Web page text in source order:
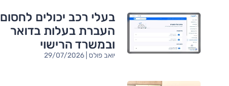
בעלי רכב יכולים לחסום
העברת בעלות בדואר
ובמשרד הרישוי
יואב פולס | 29/07/2026